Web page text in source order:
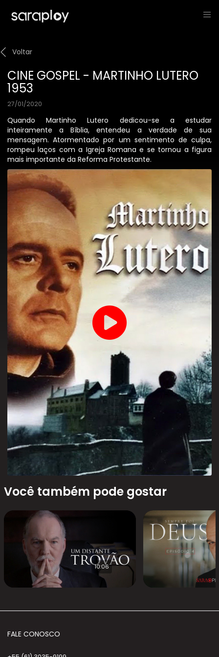
Voltar
CINE GOSPEL - MARTINHO LUTERO
1953
27/01/2020
Quando Martinho Lutero dedicou-se a estudar
inteiramente a Bíblia, entendeu a verdade de sua
mensagem. Atormentado por um sentimento de culpa,
rompeu laços com a Igreja Romana e se tornou a figura
mais importante da Reforma Protestante.
Você também pode gostar
10:06
FALE CONOSCO